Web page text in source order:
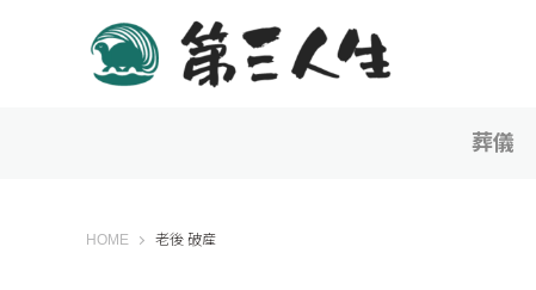
葬儀
HOME 第三人生 〜寄り道の歩き方〜
老後 破産